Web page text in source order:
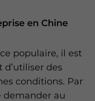
en Chine
populaire, il est
d’utiliser des
conditions. Par
demander au